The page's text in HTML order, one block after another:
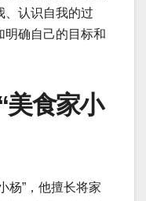
、认识自我的过
明确自己的目标和
美食家小
杨”，他擅长将家